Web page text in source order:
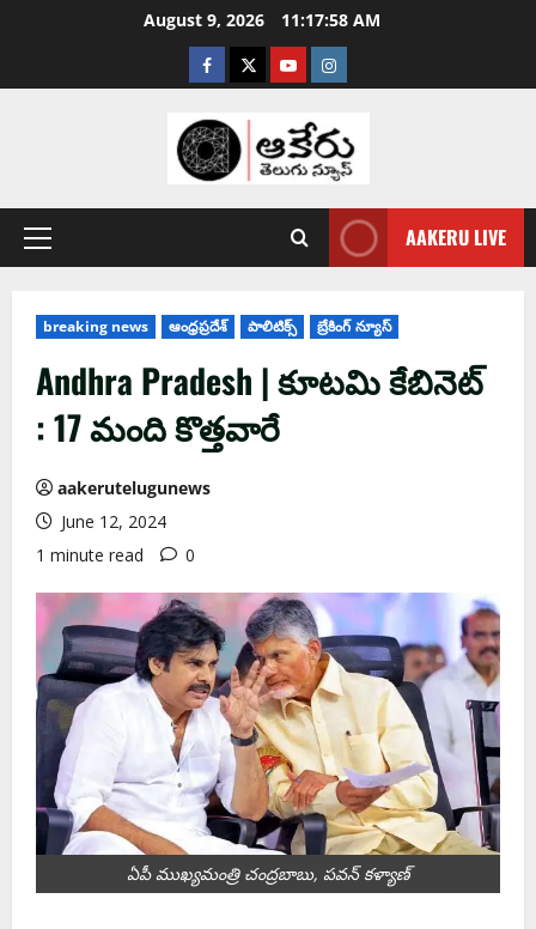
August 9, 2026 11:17:59 AM
AAKERU LIVE
breaking news ఆంధ్ర‌ప్ర‌దేశ్ పాలిటిక్స్ బ్రేకింగ్ న్యూస్
Andhra Pradesh | కూట‌మి కేబినెట్
: 17 మంది కొత్త‌వారే
aakerutelugunews
June 12, 2024
1 minute read
0
ఏపీ ముఖ్య‌మంత్రి చంద్ర‌బాబు, పవన్ కళ్యాణ్